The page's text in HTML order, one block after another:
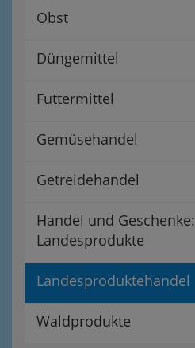
Obst
Düngemittel
Futtermittel
Gemüsehandel
Getreidehandel
Handel und Geschenke:
Landesprodukte
Landesproduktehandel
Waldprodukte